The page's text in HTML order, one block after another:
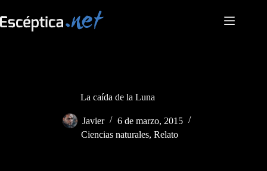
al
contenido
La caída de la Luna
Javier
6 de marzo, 2015
Ciencias naturales, Relato